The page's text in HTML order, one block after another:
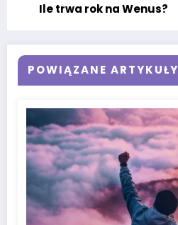
Ile trwa rok na Wenus?
POWIĄZANE ARTYKUŁY